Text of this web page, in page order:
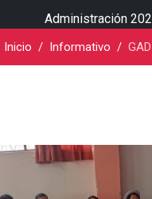
Administración
Inicio Informativo